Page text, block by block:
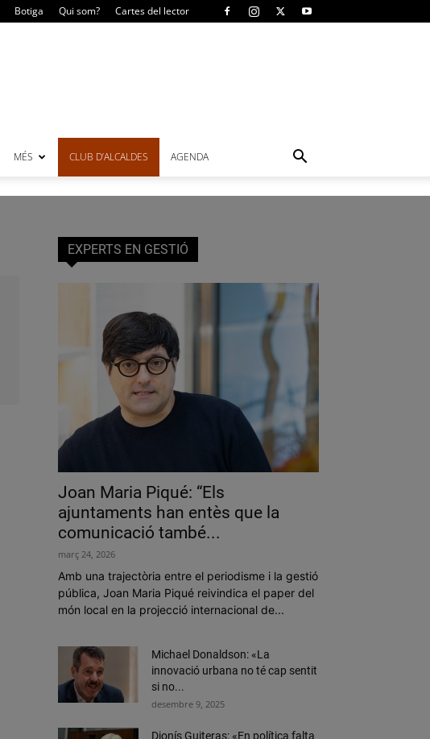
Botiga Qui som? Cartes del lector
MÉS CLUB D’ALCALDES AGENDA
EXPERTS EN GESTIÓ
Joan Maria Piqué: “Els
ajuntaments han entès que la
comunicació també...
març 24, 2026
Amb una trajectòria entre el periodisme i la gestió
pública, Joan Maria Piqué reivindica el paper del
món local en la projecció internacional de...
Michael Donaldson: «La
innovació urbana no té cap sentit
si no...
desembre 9, 2025
Dionís Guiteras: «En política falta